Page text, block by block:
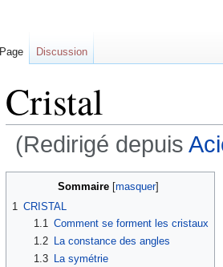
Cristal
(Redirigé depuis
Sommaire [masquer]
1 CRISTAL
1.1 Comment se forment les cristaux
1.2
La constance des angles
1.3
La symétrie
Page Discussion